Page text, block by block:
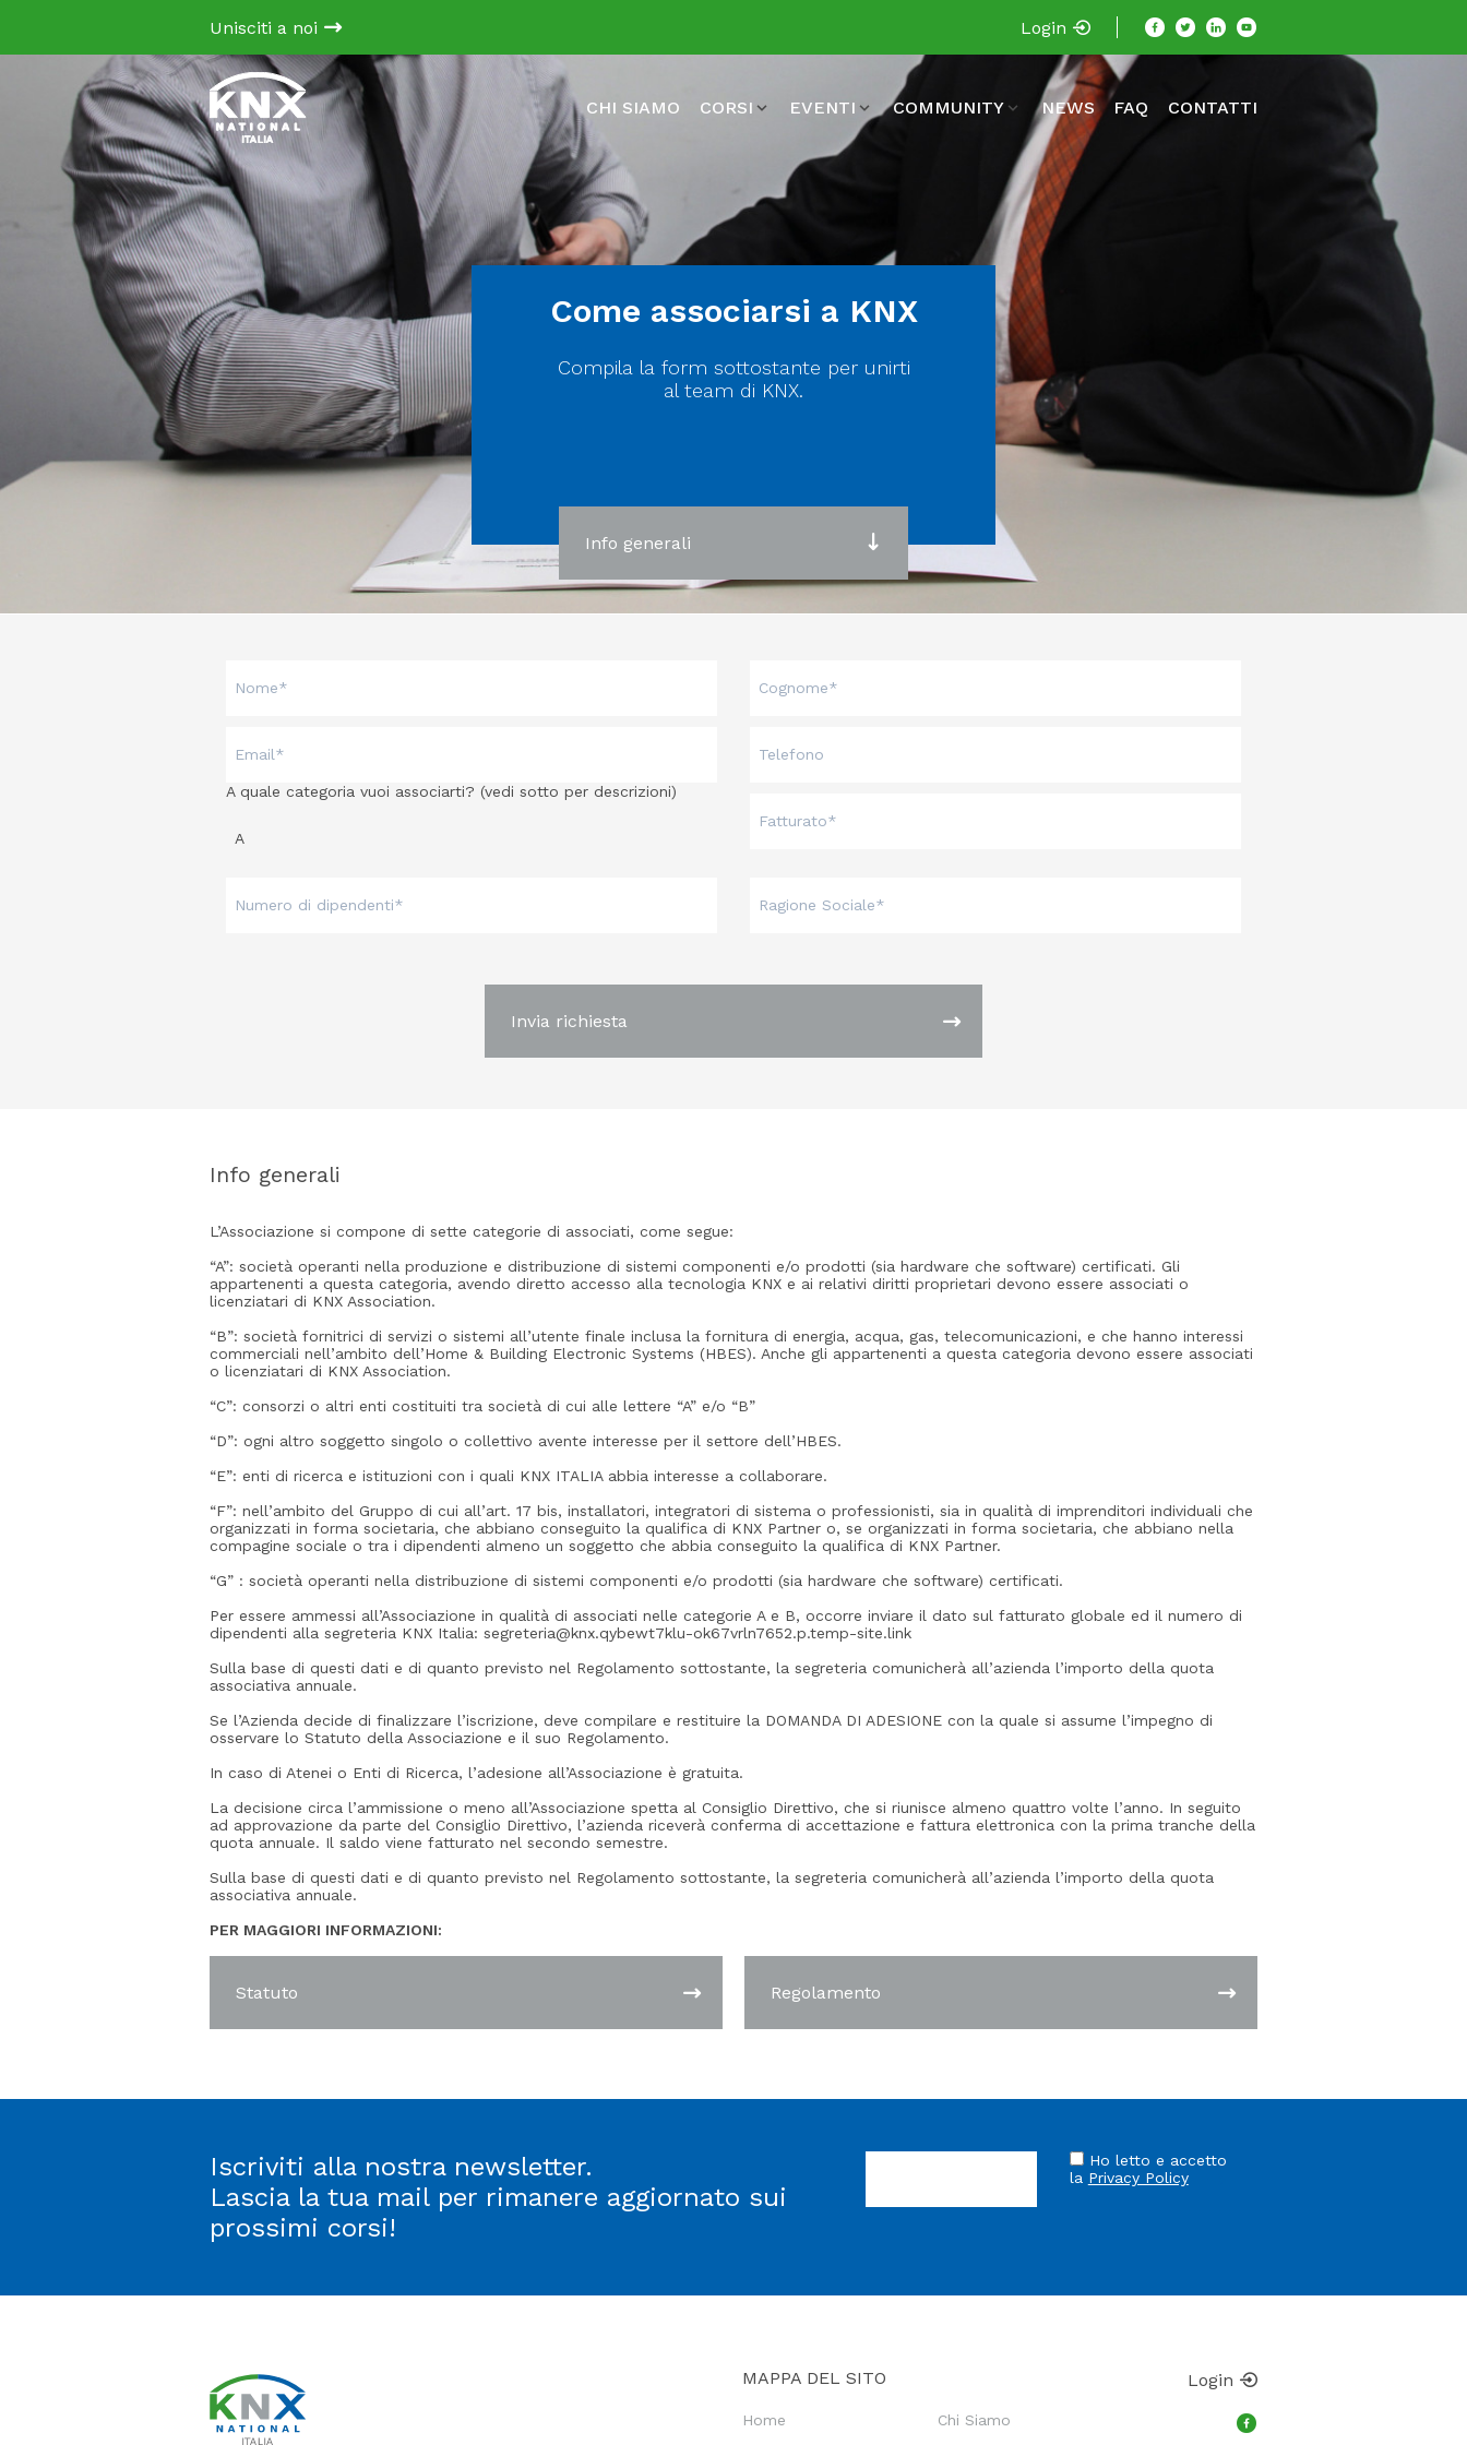
Unisciti a noi Login
CHI SIAMO CORSI EVENTI COMMUNITY NEWS FAQ CONTATTI
Come associarsi a KNX
Compila la form sottostante per unirti
al team di KNX.
Info generali
A quale categoria vuoi associarti? (vedi sotto per descrizioni)
Invia richiesta
Info generali
L’Associazione si compone di sette categorie di associati, come segue:
“A”: società operanti nella produzione e distribuzione di sistemi componenti e/o prodotti (sia hardware che software) certificati. Gli
appartenenti a questa categoria, avendo diretto accesso alla tecnologia KNX e ai relativi diritti proprietari devono essere associati o
licenziatari di KNX Association.
“B”: società fornitrici di servizi o sistemi all’utente finale inclusa la fornitura di energia, acqua, gas, telecomunicazioni, e che hanno interessi
commerciali nell’ambito dell’Home & Building Electronic Systems (HBES). Anche gli appartenenti a questa categoria devono essere associati
o licenziatari di KNX Association.
“C”: consorzi o altri enti costituiti tra società di cui alle lettere “A” e/o “B”
“D”: ogni altro soggetto singolo o collettivo avente interesse per il settore dell’HBES.
“E”: enti di ricerca e istituzioni con i quali KNX ITALIA abbia interesse a collaborare.
“F”: nell’ambito del Gruppo di cui all’art. 17 bis, installatori, integratori di sistema o professionisti, sia in qualità di imprenditori individuali che
organizzati in forma societaria, che abbiano conseguito la qualifica di KNX Partner o, se organizzati in forma societaria, che abbiano nella
compagine sociale o tra i dipendenti almeno un soggetto che abbia conseguito la qualifica di KNX Partner.
“G” : società operanti nella distribuzione di sistemi componenti e/o prodotti (sia hardware che software) certificati.
Per essere ammessi all’Associazione in qualità di associati nelle categorie A e B, occorre inviare il dato sul fatturato globale ed il numero di
dipendenti alla segreteria KNX Italia: segreteria@knx.qybewt7klu-ok67vrln7652.p.temp-site.link
Sulla base di questi dati e di quanto previsto nel Regolamento sottostante, la segreteria comunicherà all’azienda l’importo della quota
associativa annuale.
Se l’Azienda decide di finalizzare l’iscrizione, deve compilare e restituire la DOMANDA DI ADESIONE con la quale si assume l’impegno di
osservare lo Statuto della Associazione e il suo Regolamento.
In caso di Atenei o Enti di Ricerca, l’adesione all’Associazione è gratuita.
La decisione circa l’ammissione o meno all’Associazione spetta al Consiglio Direttivo, che si riunisce almeno quattro volte l’anno. In seguito
ad approvazione da parte del Consiglio Direttivo, l’azienda riceverà conferma di accettazione e fattura elettronica con la prima tranche della
quota annuale. Il saldo viene fatturato nel secondo semestre.
Sulla base di questi dati e di quanto previsto nel Regolamento sottostante, la segreteria comunicherà all’azienda l’importo della quota
associativa annuale.
PER MAGGIORI INFORMAZIONI:
Statuto Regolamento
Iscriviti alla nostra newsletter.
Lascia la tua mail per rimanere aggiornato sui
prossimi corsi!
Ho letto e accetto
la Privacy Policy
MAPPA DEL SITO
Home
Chi Siamo
Login